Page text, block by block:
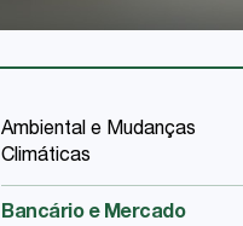
Ambiental e Mudanças
Climáticas
Bancário e Mercado